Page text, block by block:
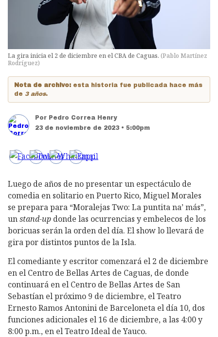
La gira inicia el 2 de diciembre en el CBA de Caguas. (Pablo Martínez
Rodríguez)
Nota de archivo: esta historia fue publicada hace más
de 3 años.
Por Pedro Correa Henry
23 de noviembre de 2023 • 5:00pm
Luego de años de no presentar un espectáculo de
comedia en solitario en Puerto Rico, Miguel Morales
se prepara para “Moralejas Two: La puntita na’ más”,
unstand-up donde las ocurrencias y embelecos de los
boricuas serán la orden del día. El show lo llevará de
gira por distintos puntos de la Isla.
El comediante y escritor comenzará el 2 de diciembre
en el Centro de Bellas Artes de Caguas, de donde
continuará en el Centro de Bellas Artes de San
Sebastían el próximo 9 de diciembre, el Teatro
Ernesto Ramos Antonini de Barceloneta el día 10, dos
funciones adicionales el 16 de diciembre, a las 4:00 y
8:00 p.m., en el Teatro Ideal de Yauco.